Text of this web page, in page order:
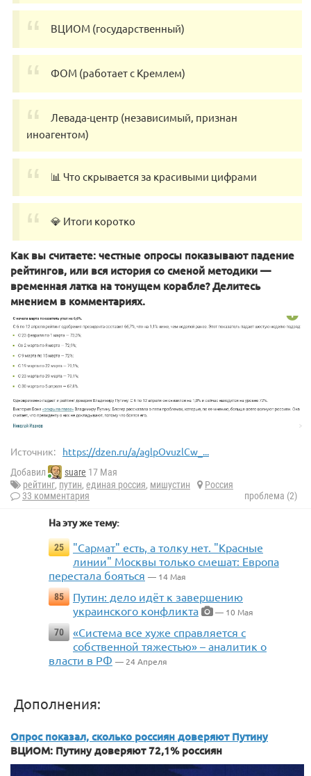
ВЦИОМ (государственный)
ФОМ (работает с Кремлем)
Левада-центр (независимый, признан
иноагентом)
📊 Что скрывается за красивыми цифрами
💎 Итоги коротко
Как вы считаете: честные опросы показывают падение
рейтингов, или вся история со сменой методики —
временная латка на тонущем корабле? Делитесь
мнением в комментариях.
Источник: https://dzen.ru/a/aglpOvuzlCw_...
Добавил suare 17 Мая
рейтинг, путин, единая россия, мишустин
Россия
33 комментария
проблема (2)
На эту же тему:
25
"Сармат" есть, а толку нет. "Красные
линии" Москвы только смешат: Европа
перестала бояться — 14 Мая
85
Путин: дело идёт к завершению
украинского конфликта
— 10 Мая
70
«Система все хуже справляется с
собственной тяжестью» – аналитик о
власти в РФ — 24 Апреля
Дополнения:
Опрос показал, сколько россиян доверяют Путину
ВЦИОМ: Путину доверяют 72,1% россиян